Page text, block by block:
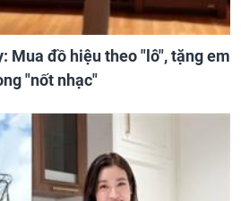
Mua đồ hiệu theo "lô", tặng em
"nốt nhạc"